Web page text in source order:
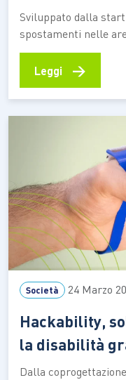
Sviluppato dalla
spostamenti nelle
imprenditoria locale,
delle emissioni In
difficoltà per chi
attività commerciale
Leggi →
Società 24 Marzo
Hackability,
la disabilità
Dalla